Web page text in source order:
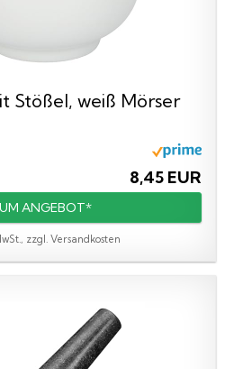
Stößel, weiß Mörser
8,45 EUR
ANGEBOT*
zzgl. Versandkosten